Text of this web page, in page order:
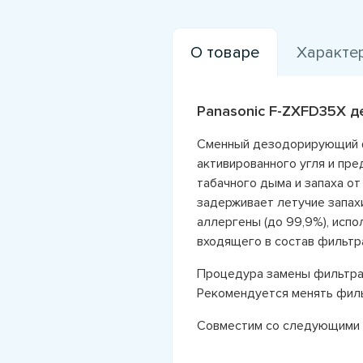
О товаре
Panasonic F-ZXFD35X
Сменный дезодорирующий
активированного угля и
табачного дыма и запаха
задерживает летучие
аллергены (до 99,9%),
входящего в состав
Процедура замены фильтра
Рекомендуется менять
Совместим со следующими